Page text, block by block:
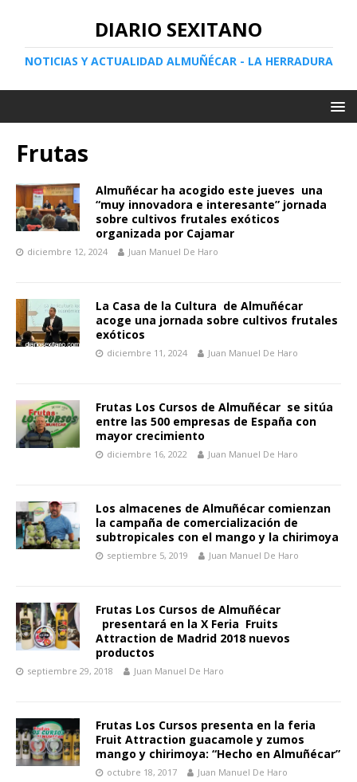
DIARIO SEXITANO
NOTICIAS Y ACTUALIDAD ALMUÑÉCAR - LA HERRADURA
Frutas
Almuñécar ha acogido este jueves una
“muy innovadora e interesante” jornada
sobre cultivos frutales exóticos
organizada por Cajamar
diciembre 12, 2024 Juan Manuel De Haro
La Casa de la Cultura de Almuñécar
acoge una jornada sobre cultivos frutales
exóticos
diciembre 11, 2024 Juan Manuel De Haro
Frutas Los Cursos de Almuñécar se sitúa
entre las 500 empresas de España con
mayor crecimiento
diciembre 16, 2022 Juan Manuel De Haro
Los almacenes de Almuñécar comienzan
la campaña de comercialización de
subtropicales con el mango y la chirimoya
septiembre 5, 2019 Juan Manuel De Haro
Frutas Los Cursos de Almuñécar
presentará en la X Feria Fruits
Attraction de Madrid 2018 nuevos
productos
septiembre 29, 2018 Juan Manuel De Haro
Frutas Los Cursos presenta en la feria
Fruit Attraction guacamole y zumos
mango y chirimoya: “Hecho en Almuñécar”
octubre 18, 2017 Juan Manuel De Haro